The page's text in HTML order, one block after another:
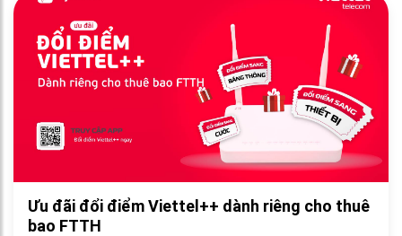
Ưu đãi đổi điểm Viettel++ dành riêng cho thuê
bao FTTH